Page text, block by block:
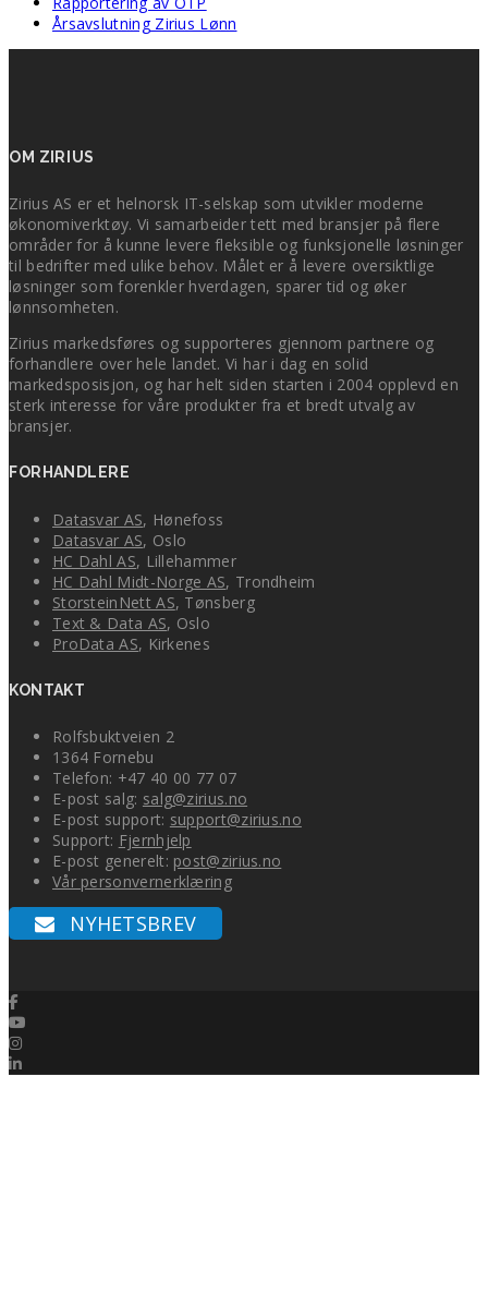
Årsavslutning Zirius Lønn
OM ZIRIUS
Zirius AS er et helnorsk IT-selskap som utvikler moderne
økonomiverktøy. Vi samarbeider tett med bransjer på flere
områder for å kunne levere fleksible og funksjonelle løsninger
til bedrifter med ulike behov. Målet er å levere oversiktlige
løsninger som forenkler hverdagen, sparer tid og øker
lønnsomheten.
Zirius markedsføres og supporteres gjennom partnere og
forhandlere over hele landet. Vi har i dag en solid
markedsposisjon, og har helt siden starten i 2004 opplevd en
sterk interesse for våre produkter fra et bredt utvalg av
bransjer.
FORHANDLERE
Datasvar AS, Hønefoss
Datasvar AS, Oslo
HC Dahl AS, Lillehammer
HC Dahl Midt-Norge AS, Trondheim
StorsteinNett AS, Tønsberg
Text & Data AS, Oslo
ProData AS, Kirkenes
KONTAKT
Rolfsbuktveien 2
1364 Fornebu
Telefon: +47 40 00 77 07
E-post salg: salg@zirius.no
E-post support: support@zirius.no
Support: Fjernhjelp
E-post generelt: post@zirius.no
Vår personvernerklæring
NYHETSBREV